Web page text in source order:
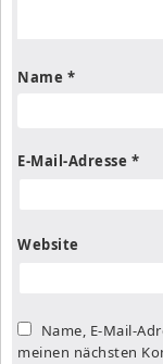
Name *
E-Mail-Adresse *
Website
Name, E-Mail-
meinen nächsten